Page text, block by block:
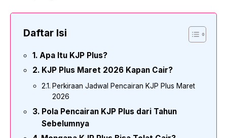
Daftar Isi
Apa Itu KJP Plus?
KJP Plus Maret 2026 Kapan Cair?
Perkiraan Jadwal Pencairan KJP Plus Maret
2026
Pola Pencairan KJP Plus dari Tahun
Sebelumnya